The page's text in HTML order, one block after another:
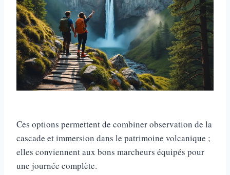
Ces options permettent de combiner observation de la
cascade et immersion dans le patrimoine volcanique ;
elles conviennent aux bons marcheurs équipés pour
une journée complète.